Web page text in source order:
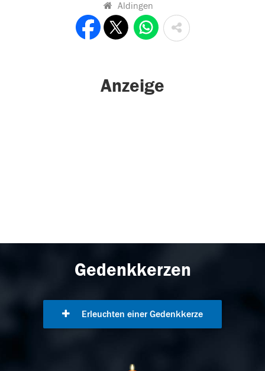
Aldingen
Anzeige
Gedenkkerzen
Erleuchten einer Gedenkkerze